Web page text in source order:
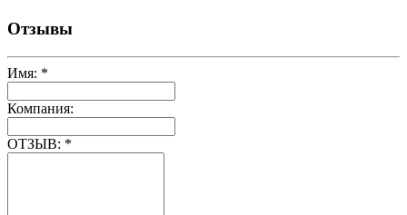
Отзывы
Имя: *
Компания:
ОТЗЫВ: *